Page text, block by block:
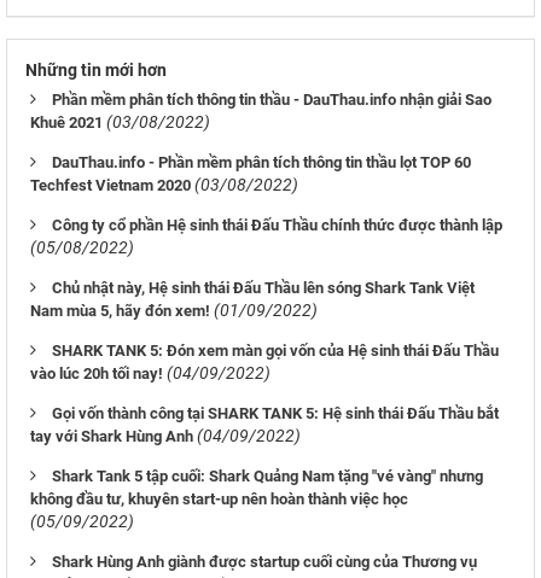
Những tin mới hơn
Phần mềm phân tích thông tin thầu - DauThau.info nhận giải Sao
Khuê 2021 (03/08/2022)
DauThau.info - Phần mềm phân tích thông tin thầu lọt TOP 60
Techfest Vietnam 2020 (03/08/2022)
Công ty cổ phần Hệ sinh thái Đấu Thầu chính thức được thành lập
(05/08/2022)
Chủ nhật này, Hệ sinh thái Đấu Thầu lên sóng Shark Tank Việt
Nam mùa 5, hãy đón xem! (01/09/2022)
SHARK TANK 5: Đón xem màn gọi vốn của Hệ sinh thái Đấu Thầu
vào lúc 20h tối nay! (04/09/2022)
Gọi vốn thành công tại SHARK TANK 5: Hệ sinh thái Đấu Thầu bắt
tay với Shark Hùng Anh (04/09/2022)
Shark Tank 5 tập cuối: Shark Quảng Nam tặng "vé vàng" nhưng
không đầu tư, khuyên start-up nên hoàn thành việc học
(05/09/2022)
Shark Hùng Anh giành được startup cuối cùng của Thương vụ